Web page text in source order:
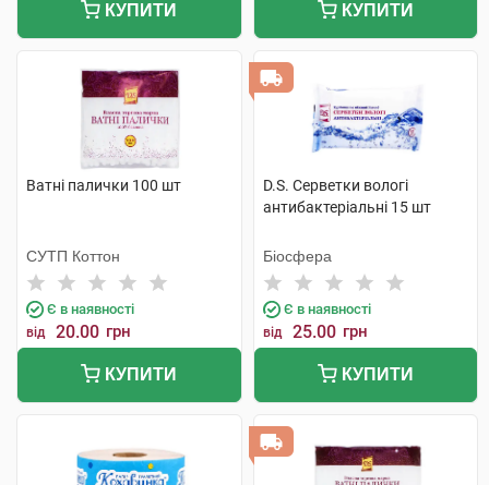
КУПИТИ КУПИТИ
Ватні палички 100 шт
СУТП Коттон
Є в наявності
від 20.00 грн
КУПИТИ
D.S. Серветки вологі
антибактеріальні 15 шт
Біосфера
Є в наявності
від 25.00 грн
КУПИТИ